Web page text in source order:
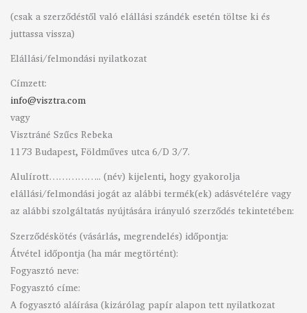
(csak a szerződéstől való elállási szándék esetén töltse ki és
juttassa vissza)
Elállási/felmondási nyilatkozat
Címzett:
info@visztra.com
vagy
Visztráné Szűcs Rebeka
1173 Budapest, Földműves utca 6/D 3/7.
Alulírott…………….. (név) kijelenti, hogy gyakorolja
elállási/felmondási jogát az alábbi termék(ek) adásvételére vagy
az alábbi szolgáltatás nyújtására irányuló szerződés tekintetében:
Szerződéskötés (vásárlás, megrendelés) időpontja:
Átvétel időpontja (ha már megtörtént):
Fogyasztó neve:
Fogyasztó címe:
A fogyasztó aláírása (kizárólag papír alapon tett nyilatkozat